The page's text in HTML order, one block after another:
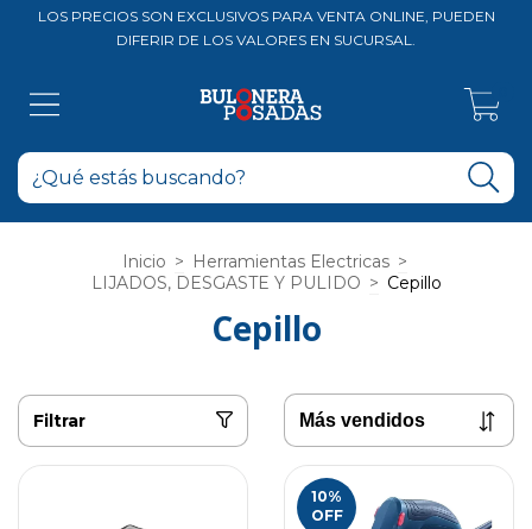
LOS PRECIOS SON EXCLUSIVOS PARA VENTA ONLINE, PUEDEN
DIFERIR DE LOS VALORES EN SUCURSAL.
Inicio > Herramientas Electricas >
LIJADOS, DESGASTE Y PULIDO > Cepillo
Cepillo
Filtrar
10%
OFF